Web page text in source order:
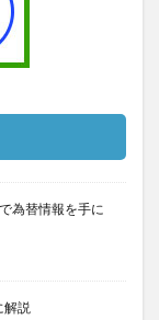
為替情報を手に
解説